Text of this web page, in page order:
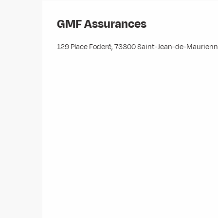
GMF Assurances
129 Place Foderé, 73300 Saint-Jean-de-